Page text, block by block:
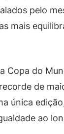
pelo
mais
Copa do
de
única
ao